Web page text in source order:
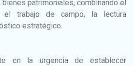
patrimoniales, combinando el
el trabajo de campo, la lectura
estratégico.
en la urgencia de establecer